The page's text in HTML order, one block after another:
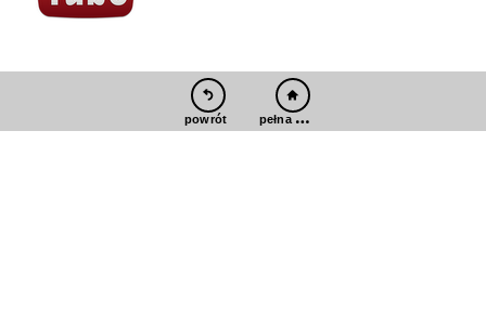
powrót pełna wersja